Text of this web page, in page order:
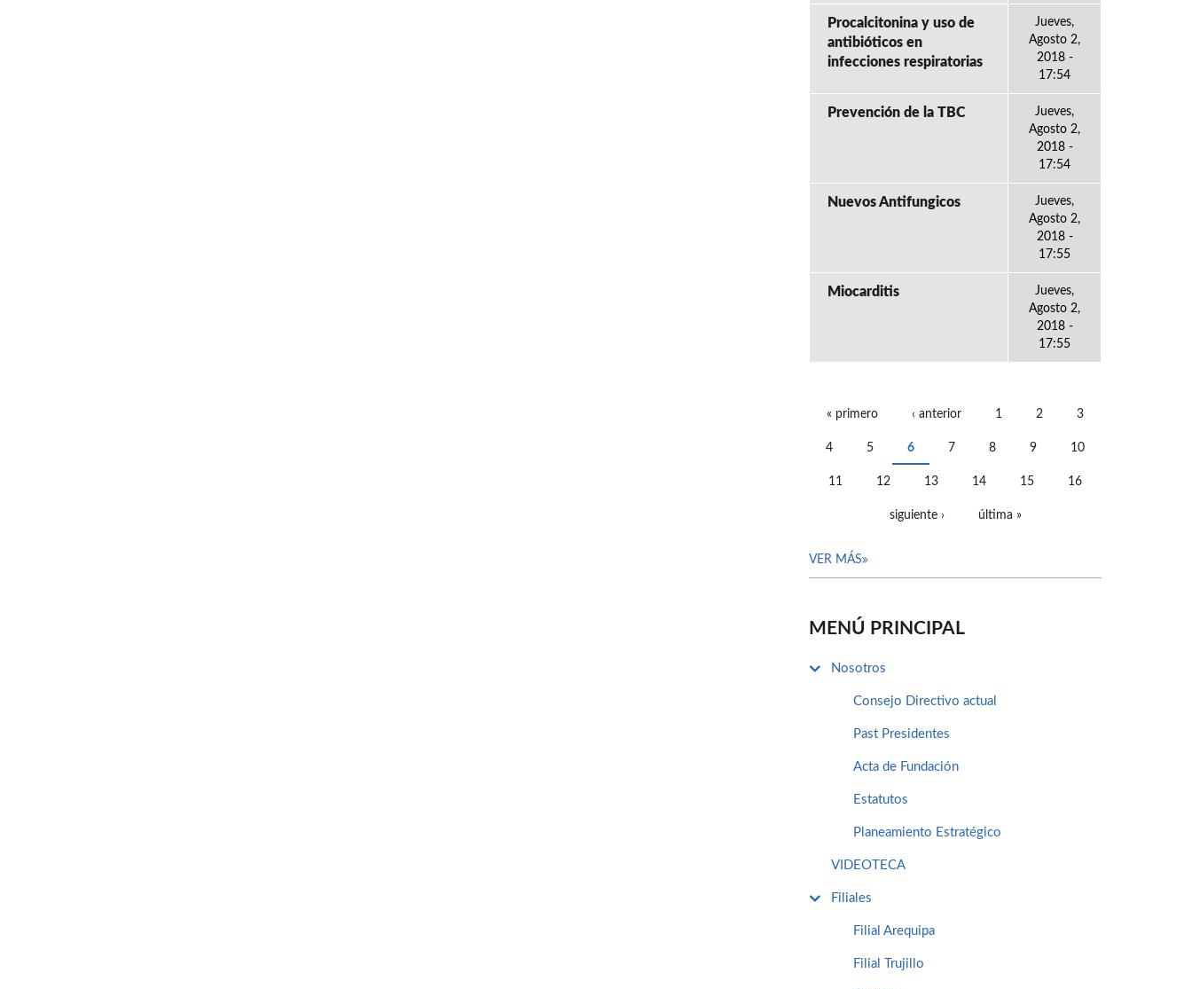
Procalcitonina y uso de
antibióticos en
infecciones respiratorias
Jueves,
Agosto 2,
2018 -
17:54
Prevención de la TBC
Jueves,
Agosto 2,
2018 -
17:54
Nuevos Antifungicos
Jueves,
Agosto 2,
2018 -
17:55
Miocarditis
Jueves,
Agosto 2,
2018 -
17:55
« primero ‹ anterior 1 2 3
4 5 6 7 8 9 10
11 12 13 14 15 16
siguiente › última »
VER MÁS
MENÚ PRINCIPAL
Nosotros
Consejo Directivo actual
Past Presidentes
Acta de Fundación
Estatutos
Planeamiento Estratégico
VIDEOTECA
Filiales
Filial Arequipa
Filial Trujillo